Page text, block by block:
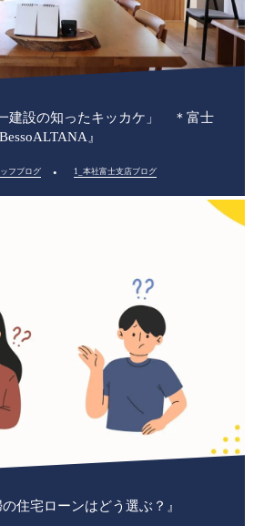
建設の知ったキッカケ」 ＊富士
BessoALTANA』
フブログ 1_本社富士支店ブログ
の住宅ローンはどう選ぶ？』